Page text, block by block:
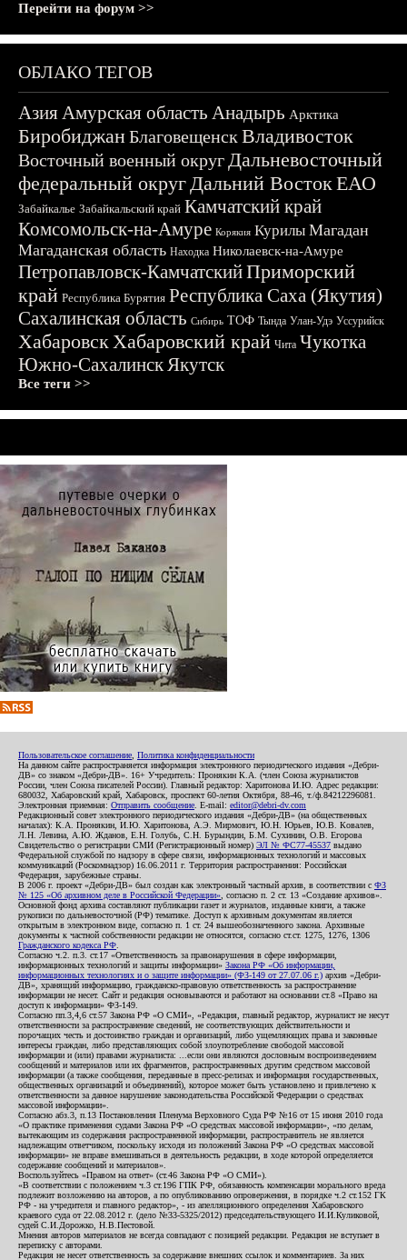
Перейти на форум >>
ОБЛАКО ТЕГОВ
АзияАмурская область Анадырь Арктика
БиробиджанБлаговещенскВладивосток
Восточный военный округДальневосточный
федеральный округДальний ВостокЕАО
Забайкалье Забайкальский край Камчатский край
Комсомольск-на-Амуре Корякия Курилы Магадан
Магаданская область Находка Николаевск-на-Амуре
Петропавловск-КамчатскийПриморский
край Республика Бурятия Республика Саха (Якутия)
Сахалинская область Сибирь ТОФ Тында Улан-Удэ Уссурийск
ХабаровскХабаровский край Чита Чукотка
Южно-СахалинскЯкутск
Все теги >>
Пользовательское соглашение Политика конфиденциальности
На данном сайте распространяется информация электронного периодического издания «Дебри-
ДВ» со знаком «Дебри-ДВ». 16+ Учредитель: Пронякин К.А. (член Союза журналистов
России, член Союза писателей России). Главный редактор: Харитонова И.Ю. Адрес редакции:
680032, Хабаровский край, Хабаровск, проспект 60-летия Октября, 88-46, т./ф.84212296081.
Электронная приемная: Отправить сообщение . E-mail: editor@debri-dv.com
Редакционный совет электронного периодического издания «Дебри-ДВ» (на общественных
началах): К.А. Пронякин, И.Ю. Харитонова, А.Э. Мирмович, Ю.Н. Юрьев, Ю.В. Ковалев,
Л.Н. Левина, А.Ю. Жданов, Е.Н. Голубь, С.Н. Бурындин, Б.М. Сухинин, О.В. Егорова
Свидетельство о регистрации СМИ (Регистрационный номер) ЭЛ № ФС77-45537 выдано
Федеральной службой по надзору в сфере связи, информационных технологий и массовых
коммуникаций (Роскомнадзор) 16.06.2011 г. Территория распространения: Российская
Федерация, зарубежные страны.
В 2006 г. проект «Дебри-ДВ» был создан как электронный частный архив, в соответствии с ФЗ
№ 125 «Об архивном деле в Российской Федерации» , согласно п. 2 ст. 13 «Создание архивов».
Основной фонд архива составляют публикации газет и журналов, изданные книги, а также
рукописи по дальневосточной (РФ) тематике. Доступ к архивным документам является
открытым в электронном виде, согласно п. 1 ст. 24 вышеобозначенного закона. Архивные
документы к частной собственности редакции не относятся, согласно ст.ст. 1275, 1276, 1306
Гражданского кодекса РФ
Согласно ч.2. п.3. ст.17 «Ответственность за правонарушения в сфере информации,
информационных технологий и защиты информации» Закона РФ «Об информации,
информационных технологиях и о защите информации» (ФЗ-149 от 27.07.06 г.) архив «Дебри-
ДВ», хранящий информацию, гражданско-правовую ответственность за распространение
информации не несет. Сайт и редакция основываются и работают на основании ст.8 «Право на
доступ к информации» ФЗ-149.
Согласно пп.3,4,6 ст.57 Закона РФ «О СМИ», «Редакция, главный редактор, журналист не несут
ответственности за распространение сведений, не соответствующих действительности и
порочащих честь и достоинство граждан и организаций, либо ущемляющих права и законные
интересы граждан, либо представляющих собой злоупотребление свободой массовой
информации и (или) правами журналиста: ...если они являются дословным воспроизведением
сообщений и материалов или их фрагментов, распространенных другим средством массовой
информации (а также сообщения, переданные в пресс-релизах и информация государственных,
общественных организаций и объединений), которое может быть установлено и привлечено к
ответственности за данное нарушение законодательства Российской Федерации о средствах
массовой информации».
Согласно абз.3, п.13 Постановления Пленума Верховного Суда РФ №16 от 15 июня 2010 года
«О практике применения судами Закона РФ «О средствах массовой информации», «по делам,
вытекающим из содержания распространенной информации, распространитель не является
надлежащим ответчиком, поскольку исходя из положений Закона РФ «О средствах массовой
информации» не вправе вмешиваться в деятельность редакции, в ходе которой определяется
содержание сообщений и материалов».
Воспользуйтесь «Правом на ответ» (ст.46 Закона РФ «О СМИ»).
«В соответствии с положением ч.3 ст.196 ГПК РФ, обязанность компенсации морального вреда
подлежит возложению на авторов, а по опубликованию опровержения, в порядке ч.2 ст.152 ГК
РФ - на учредителя и главного редактор», - из апелляционного определения Хабаровского
краевого суда от 22.08.2012 г. (дело №33-5325/2012) председательствующего И.И.Куликовой,
судей С.И.Дорожко, Н.В.Пестовой.
Мнения авторов материалов не всегда совпадают с позицией редакции. Редакция не вступает в
переписку с авторами.
Редакция не несет ответственность за содержание внешних ссылок и комментариев. За них